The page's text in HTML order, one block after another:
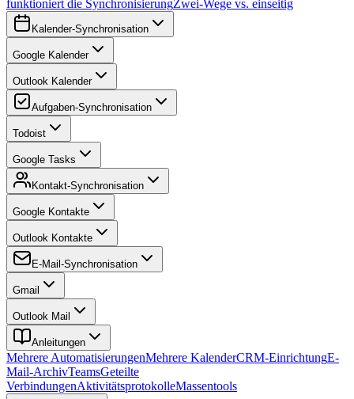
funktioniert die SynchronisierungZwei-Wege vs. einseitig
Kalender-Synchronisation
Google Kalender
Outlook Kalender
Aufgaben-Synchronisation
Todoist
Google Tasks
Kontakt-Synchronisation
Google Kontakte
Outlook Kontakte
E-Mail-Synchronisation
Gmail
Outlook Mail
Anleitungen
Mehrere AutomatisierungenMehrere KalenderCRM-EinrichtungE-
Mail-ArchivTeamsGeteilte
VerbindungenAktivitätsprotokolleMassentools